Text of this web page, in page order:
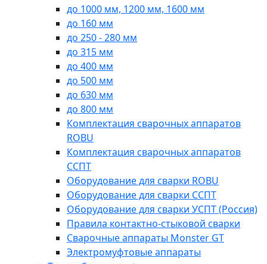
до 1000 мм, 1200 мм, 1600 мм
до 160 мм
до 250 - 280 мм
до 315 мм
до 400 мм
до 500 мм
до 630 мм
до 800 мм
Комплектация сварочных аппаратов
ROBU
Комплектация сварочных аппаратов
ССПТ
Оборудование для сварки ROBU
Оборудование для сварки ССПТ
Оборудование для сварки УСПТ (Россия)
Правила контактно-стыковой сварки
Сварочные аппараты Monster GT
Электромуфтовые аппараты